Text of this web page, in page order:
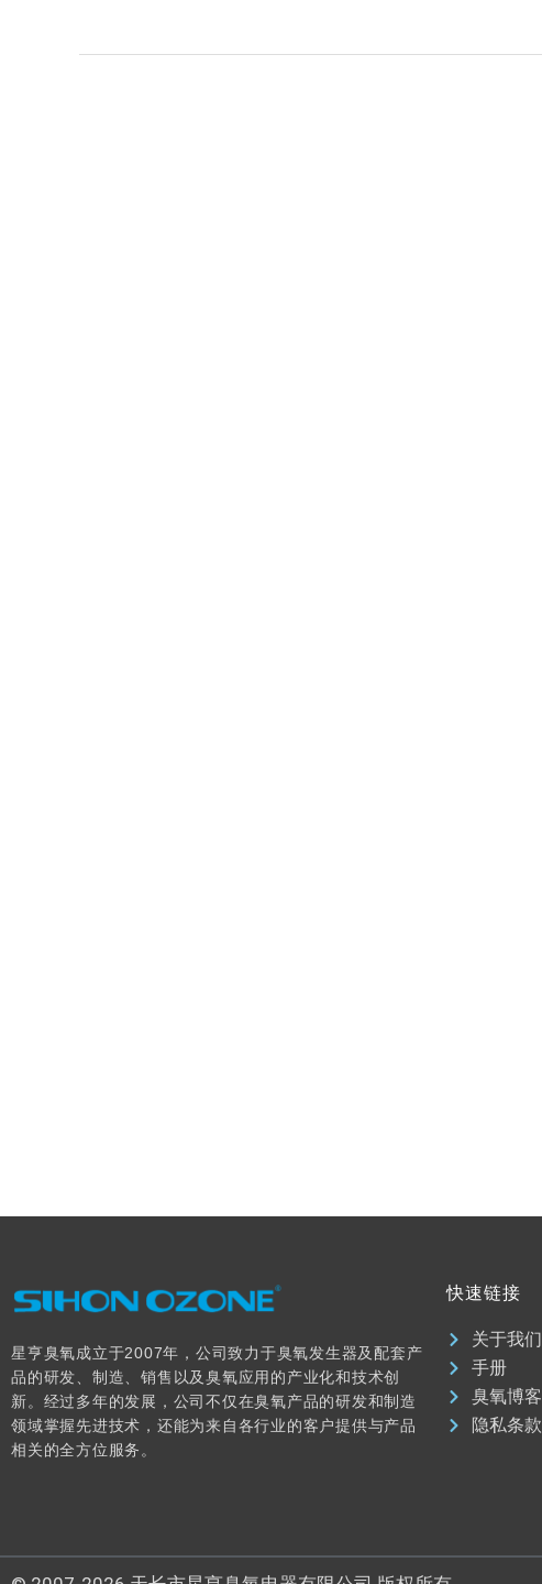
星亨臭氧成立于2007年，公司致力于臭氧发生器及配套产
品的研发、制造、销售以及臭氧应用的产业化和技术创
新。经过多年的发展，公司不仅在臭氧产品的研发和制造
领域掌握先进技术，还能为来自各行业的客户提供与产品
相关的全方位服务。
快速链接
关于我们
手册
臭氧博客
隐私条款